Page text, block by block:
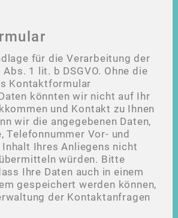
für die Verarbeitung der
1 lit. b DSGVO. Ohne die
Kontaktformular
könnten wir nicht auf Ihr
und Kontakt zu Ihnen
wir die angegebenen Daten,
Telefonnummer Vor- und
Inhalt Ihres Anliegens nicht
würden. Bitte
Ihre Daten auch in einem
gespeichert werden können,
der Kontaktanfragen